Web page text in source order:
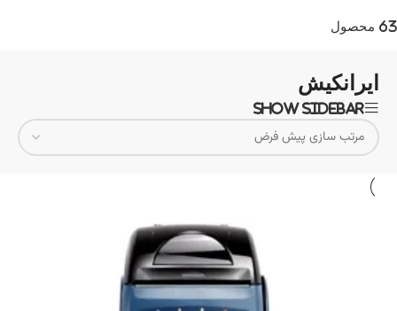
63 محصول
ایرانکیش
Show sidebar